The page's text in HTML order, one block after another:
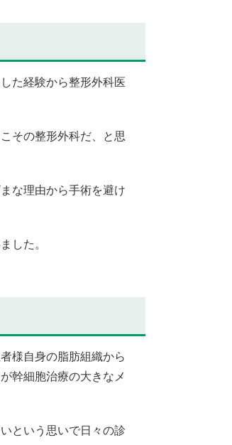
た経験から整形外科医
その整形外科だ、と思
な理由から手術を避け
した。
様自身の脂肪組織から
幹細胞治療の大きなメ
という思いで日々の診